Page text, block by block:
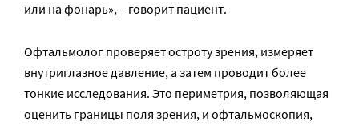
или на фонарь», – говорит пациент.
Офтальмолог проверяет остроту зрения, измеряет
внутриглазное давление, а затем проводит более
тонкие исследования. Это периметрия, позволяющая
оценить границы поля зрения, и офтальмоскопия,